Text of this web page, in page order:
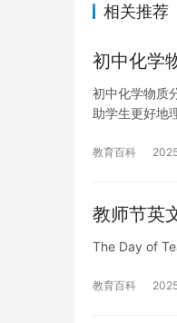
相关推荐
初中化学
初中化学物质
助学生更好地
教育百科
教师节英
The Day of
教育百科